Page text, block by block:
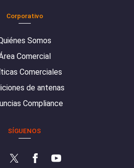
Corporativo
Somos
Comercial
Comerciales
de antenas
Compliance
SÍGUENOS